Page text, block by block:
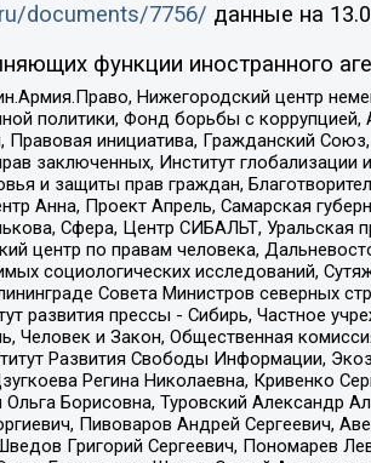
documents/7756/ данные на
функции иностранного
Нижегородский центр
политики, Фонд борьбы с
Правовая инициатива, Гражданский
заключенных, Институт
и защиты прав граждан,
Анна, Проект Апрель, Самарская
Сфера, Центр СИБАЛЬТ, Уральская
центр по правам человека,
социологических исследований,
Совета Министров северных
развития прессы - Сибирь, Частное
Человек и Закон, Общественная
Развития Свободы Информации,
Регина Николаевна, Кривенко
Борисовна, Туровский Александр
Пивоваров Андрей Сергеевич,
Григорий Сергеевич, Пономарев